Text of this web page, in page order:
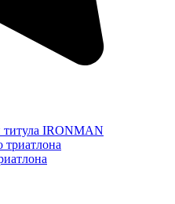
титула IRONMAN
триатлона